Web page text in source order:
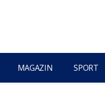
MAGAZIN SPORT